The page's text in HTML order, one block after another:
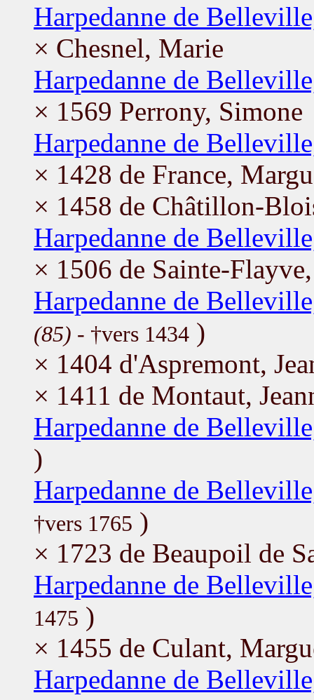
Harpedanne de
× Chesnel, Marie
Harpedanne de
× 1569 Perrony, Simone
Harpedanne de
× 1428 de France,
× 1458 de Châtillon-
Harpedanne de
× 1506 de Sainte-
Harpedanne de
(85) - †vers 1434 )
× 1404 d'Aspremont,
× 1411 de Montaut,
Harpedanne de
)
Harpedanne de
†vers 1765 )
× 1723 de Beaupoil de
Harpedanne de
1475 )
× 1455 de Culant,
Harpedanne de